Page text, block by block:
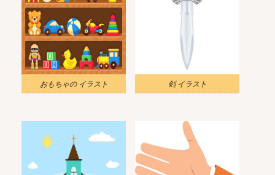
おもちゃの イラスト 剣 イラスト